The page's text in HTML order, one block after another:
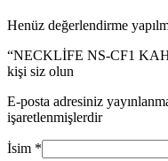
Henüz değerlendirme
“NECKLİFE NS-CF1
kişi siz olun
E-posta adresiniz
işaretlenmişlerdir
İsim *